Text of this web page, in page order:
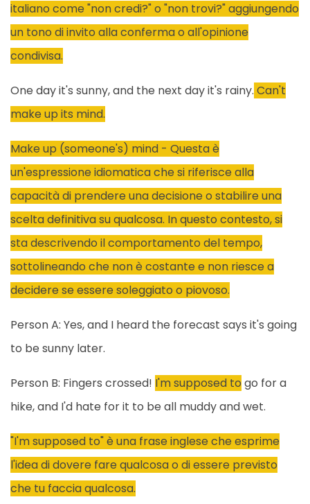
italiano come "non credi?" o "non trovi?" aggiungendo
un tono di invito alla conferma o all'opinione
condivisa.
One day it's sunny, and the next day it's rainy. Can't
make up its mind.
Make up (someone's) mind - Questa è
un'espressione idiomatica che si riferisce alla
capacità di prendere una decisione o stabilire una
scelta definitiva su qualcosa. In questo contesto, si
sta descrivendo il comportamento del tempo,
sottolineando che non è costante e non riesce a
decidere se essere soleggiato o piovoso.
Person A: Yes, and I heard the forecast says it's going
to be sunny later.
Person B: Fingers crossed! I'm supposed to go for a
hike, and I'd hate for it to be all muddy and wet.
"I'm supposed to" è una frase inglese che esprime
l'idea di dovere fare qualcosa o di essere previsto
che tu faccia qualcosa.